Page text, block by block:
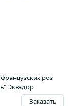
французских роз
Эквадор
Заказать